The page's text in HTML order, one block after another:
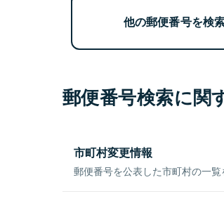
他の郵便番号を検
郵便番号検索に関
市町村変更情報
郵便番号を公表した市町村の一